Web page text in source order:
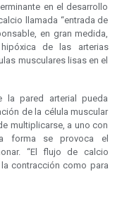
en el desarrollo
llamada “entrada de
en gran medida,
de las arterias
musculares lisas en el
la pared arterial pueda
de la célula muscular
multiplicarse, a uno con
forma se provoca el
“El flujo de calcio
contracción como para